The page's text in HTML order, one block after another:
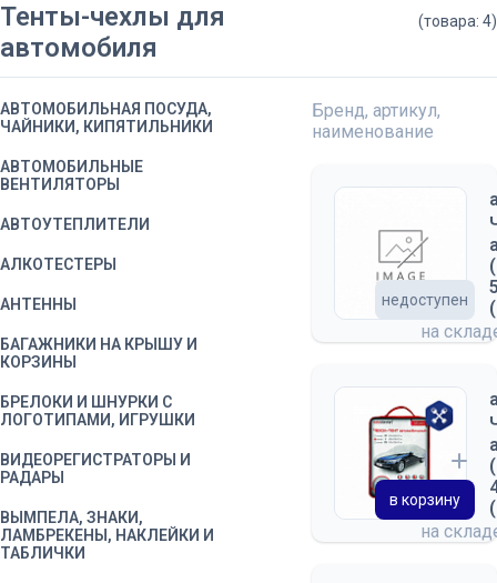
Тенты-чехлы для
автомобиля
(товара: 4)
АВТОМОБИЛЬНАЯ ПОСУДА,
ЧАЙНИКИ, КИПЯТИЛЬНИКИ
АВТОМОБИЛЬНЫЕ
ВЕНТИЛЯТОРЫ
АВТОУТЕПЛИТЕЛИ
АЛКОТЕСТЕРЫ
АНТЕННЫ
БАГАЖНИКИ НА КРЫШУ И
КОРЗИНЫ
БРЕЛОКИ И ШНУРКИ С
ЛОГОТИПАМИ, ИГРУШКИ
ВИДЕОРЕГИСТРАТОРЫ И
РАДАРЫ
ВЫМПЕЛА, ЗНАКИ,
ЛАМБРЕКЕНЫ, НАКЛЕЙКИ И
ТАБЛИЧКИ
Бренд, артикул,
наименование
на
недоступен
на
в корзину